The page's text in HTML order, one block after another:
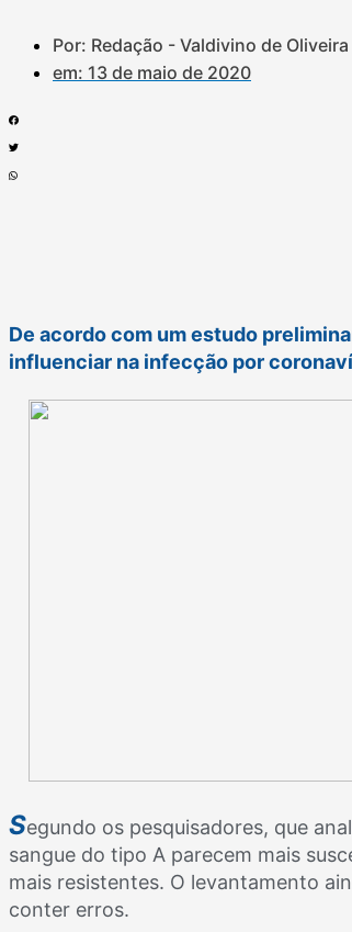
Por: Redação - Valdivino de Oliveira
em: 13 de maio de 2020
De acordo com um estudo
influenciar na infecção por
Segundo os pesquisadores, que
sangue do tipo A parecem mais
mais resistentes. O levantamento
conter erros.